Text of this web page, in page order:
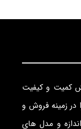
کمیت و کیفیت
زمینه فروش و
و مدل های